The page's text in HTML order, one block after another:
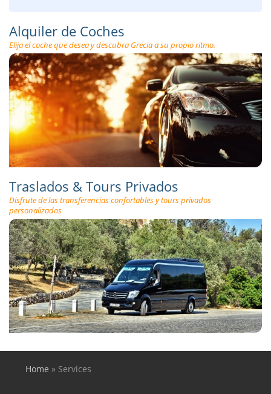
Alquiler de Coches
Elija el coche que desea y descubra Grecia a su propio ritmo.
Traslados & Tours Privados
Disfrute de las transferencias confortables y tours privados
personalizados
You are here
Home » Services